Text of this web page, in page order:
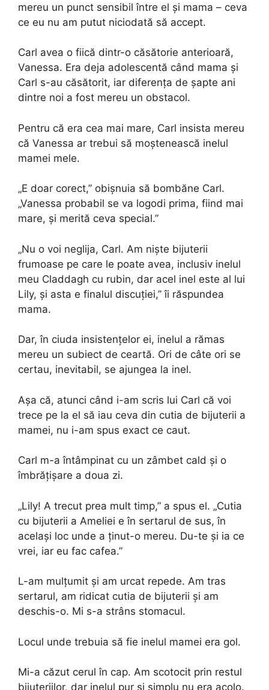
mereu un punct sensibil între el și mama – ceva
ce eu nu am putut niciodată să accept.
Carl avea o fiică dintr-o căsătorie anterioară,
Vanessa. Era deja adolescentă când mama și
Carl s-au căsătorit, iar diferența de șapte ani
dintre noi a fost mereu un obstacol.
Pentru că era cea mai mare, Carl insista mereu
că Vanessa ar trebui să moștenească inelul
mamei mele.
„E doar corect,” obișnuia să bombăne Carl.
„Vanessa probabil se va logodi prima, fiind mai
mare, și merită ceva special.”
„Nu o voi neglija, Carl. Am niște bijuterii
frumoase pe care le poate avea, inclusiv inelul
meu Claddagh cu rubin, dar acel inel este al lui
Lily, și asta e finalul discuției,” îi răspundea
mama.
Dar, în ciuda insistențelor ei, inelul a rămas
mereu un subiect de ceartă. Ori de câte ori se
certau, inevitabil, se ajungea la inel.
Așa că, atunci când i-am scris lui Carl că voi
trece pe la el să iau ceva din cutia de bijuterii a
mamei, nu i-am spus exact ce caut.
Carl m-a întâmpinat cu un zâmbet cald și o
îmbrățișare a doua zi.
„Lily! A trecut prea mult timp,” a spus el. „Cutia
cu bijuterii a Ameliei e în sertarul de sus, în
același loc unde a ținut-o mereu. Du-te și ia ce
vrei, iar eu fac cafea.”
L-am mulțumit și am urcat repede. Am tras
sertarul, am ridicat cutia de bijuterii și am
deschis-o. Mi s-a strâns stomacul.
Locul unde trebuia să fie inelul mamei era gol.
Mi-a căzut cerul în cap. Am scotocit prin restul
bijuteriilor, dar inelul pur și simplu nu era acolo.